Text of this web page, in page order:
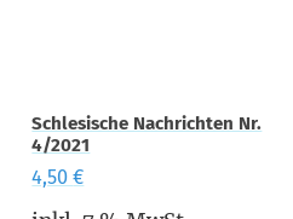
Schlesische Nachrichten Nr.
4/2021
4,50€